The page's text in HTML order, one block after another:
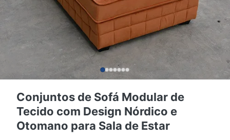
Conjuntos de Sofá Modular de
Tecido com Design Nórdico e
Otomano para Sala de Estar